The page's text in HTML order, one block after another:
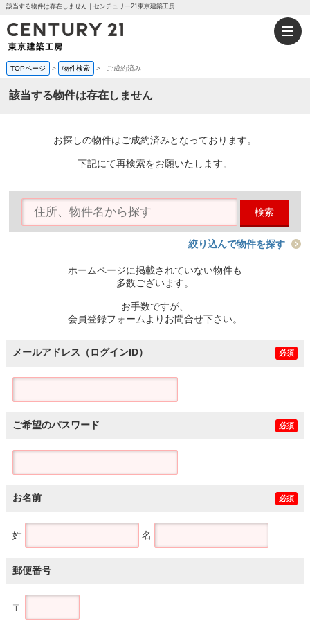
該当する物件は存在しません｜センチュリー21東京建築工房
TOPページ > 物件検索 >- ご成約済み
該当する物件は存在しません
お探しの物件はご成約済みとなっております。
下記にて再検索をお願いたします。
検索
絞り込んで物件を探す
ホームページに掲載されていない物件も
多数ございます。
お手数ですが、
会員登録フォームよりお問合せ下さい。
メールアドレス（ログインID） 必須
ご希望のパスワード 必須
お名前 必須
姓 名
郵便番号
〒